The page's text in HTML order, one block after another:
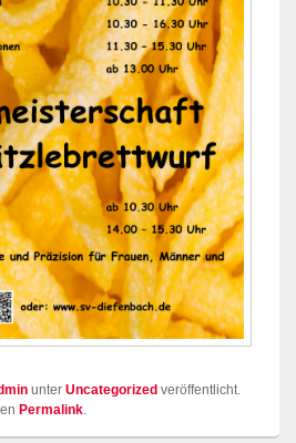
unter Uncategorized veröffentlicht.
Permalink.